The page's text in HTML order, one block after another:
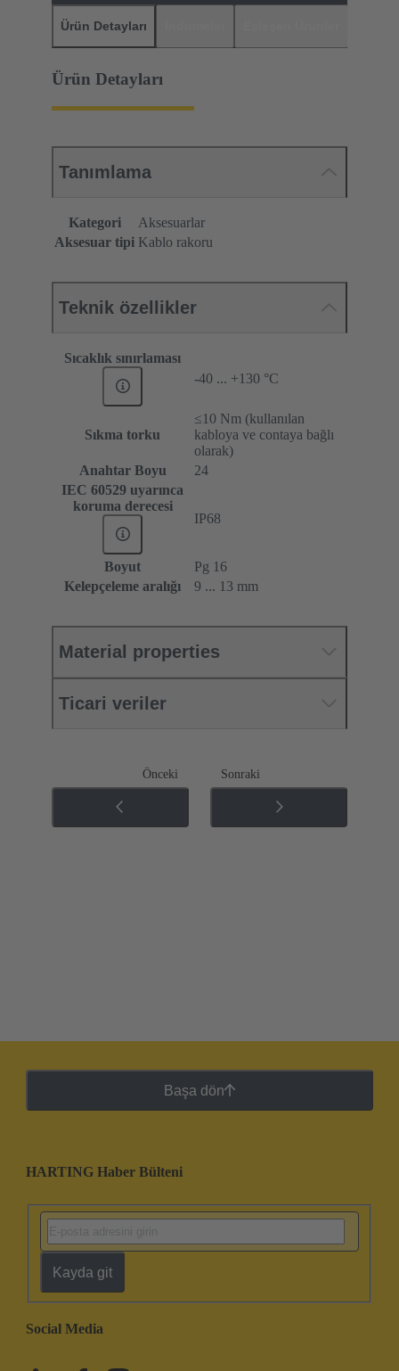
Ürün Detayları
Ürün Detayları
Tanımlama
Kategori
Aksesuarlar
Aksesuar tipi Kablo rakoru
Teknik özellikler
Sıcaklık sınırlaması
-40 ... +130 °C
Sıkma torku
≤10 Nm (kullanılan
kabloya ve contaya bağlı
olarak)
Anahtar Boyu
24
IEC 60529 uyarınca
koruma derecesi
IP68
Boyut
Pg 16
Kelepçeleme aralığı
9 ... 13 mm
Material properties
Ticari veriler
Önceki Sonraki
Başa dön
HARTING Haber Bülteni
Kayda git
Social Media